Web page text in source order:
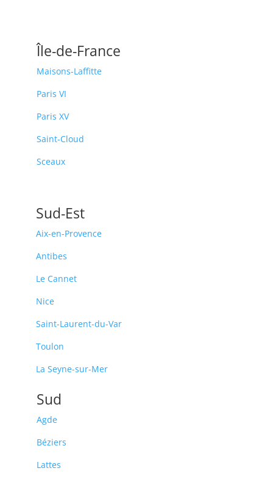
Île-de-France
Maisons-Laffitte
Paris VI
Paris XV
Saint-Cloud
Sceaux
Sud-Est
Aix-en-Provence
Antibes
Le Cannet
Nice
Saint-Laurent-du-Var
Toulon
La Seyne-sur-Mer
Sud
Agde
Béziers
Lattes